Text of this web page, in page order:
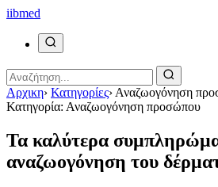
iibmed
Αρχικη› Κατηγορίες› Αναζωογόνηση
Κατηγορία: Αναζωογόνηση προσώπου
Τα καλύτερα
αναζωογόνηση του